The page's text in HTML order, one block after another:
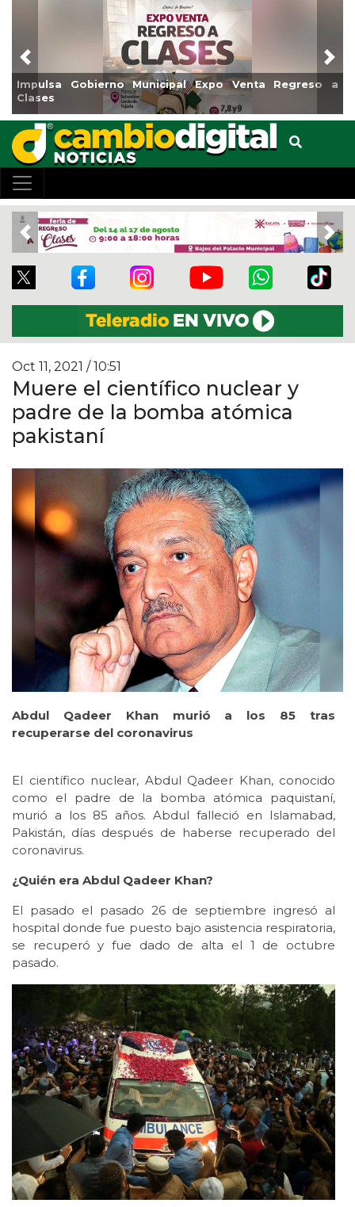
Reabrirá Coatzacoalcos la Alberca Semiolímpica Zona
Centro
Previous
Previous
Oct 11, 2021 / 10:51
Muere el científico nuclear y
padre de la bomba atómica
pakistaní
Abdul Qadeer Khan murió a los 85 tras
recuperarse del coronavirus
El científico nuclear, Abdul Qadeer Khan, conocido
como el padre de la bomba atómica paquistaní,
murió a los 85 años. Abdul falleció en Islamabad,
Pakistán, días después de haberse recuperado del
coronavirus.
¿Quién era Abdul Qadeer Khan?
El pasado el pasado 26 de septiembre ingresó al
hospital donde fue puesto bajo asistencia respiratoria,
se recuperó y fue dado de alta el 1 de octubre
pasado.